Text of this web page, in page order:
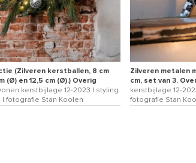
(Zilveren kerstballen, 8 cm
(Ø) en 12,5 cm (Ø).) Overig
kerstbijlage 12-2023 | styling
| fotografie Stan Koolen
Zilveren metalen
cm, set van 3.
kerstbijlage 12-
fotografie Stan